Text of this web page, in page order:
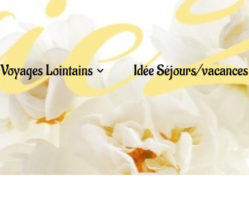
Voyages Lointains Idée Séjours/vacances